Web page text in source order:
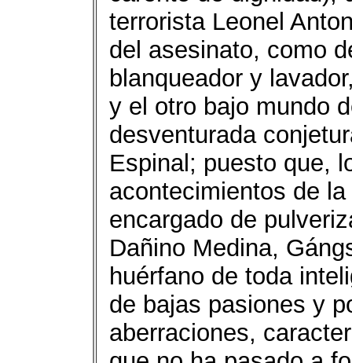
terrorista Leonel
del asesinato, como
blanqueador y
y el otro bajo mundo
desventurada
Espinal; puesto que,
acontecimientos de
encargado de
Dañino Medina,
huérfano de toda
de bajas pasiones y
aberraciones,